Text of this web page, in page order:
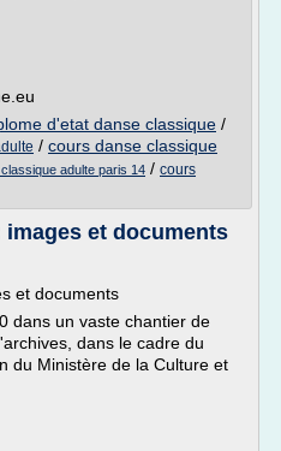
d'etat danse classique /
/ cours danse classique
adulte paris 14 / cours
images et documents
et documents
dans un vaste chantier de
dans le cadre du
du Ministère de la Culture et